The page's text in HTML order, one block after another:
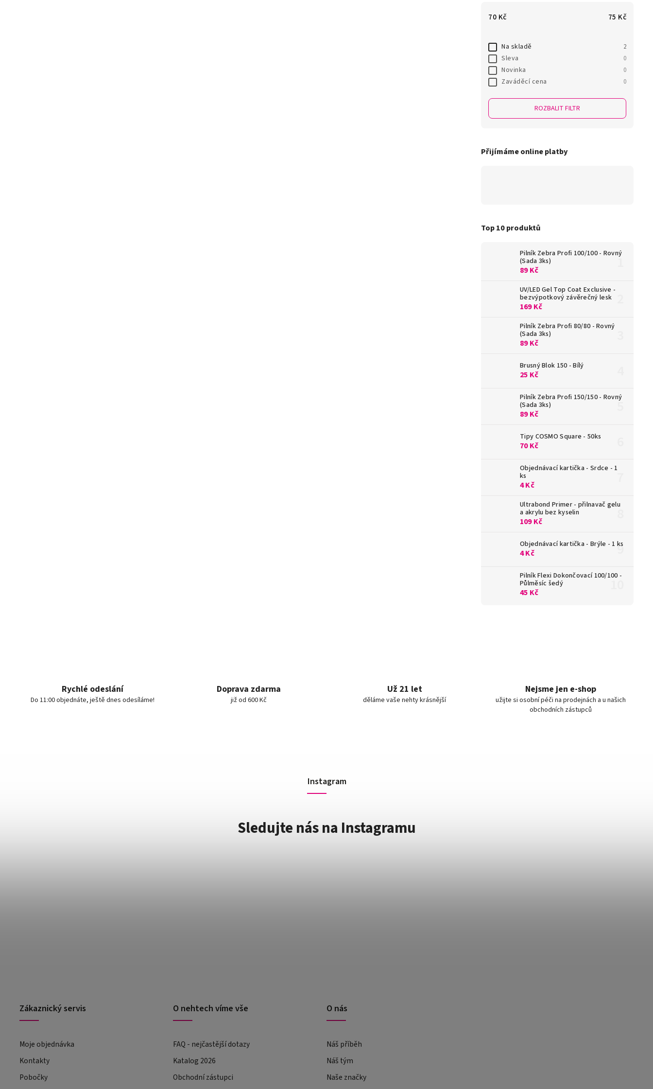
70 Kč 75 Kč
Na skladě 2
Sleva 0
Novinka 0
Zaváděcí cena 0
ROZBALIT FILTR
Přijímáme online platby
Top 10 produktů
Pilník Zebra Profi 100/100 - Rovný
(Sada 3ks)
89 Kč
UV/LED Gel Top Coat Exclusive -
bezvýpotkový závěrečný lesk
169 Kč
Pilník Zebra Profi 80/80 - Rovný
(Sada 3ks)
89 Kč
Brusný Blok 150 - Bílý
25 Kč
Pilník Zebra Profi 150/150 - Rovný
(Sada 3ks)
89 Kč
Tipy COSMO Square - 50ks
70 Kč
Objednávací kartička - Srdce - 1
ks
4 Kč
Ultrabond Primer - přilnavač gelu
a akrylu bez kyselin
109 Kč
Objednávací kartička - Brýle - 1 ks
4 Kč
Pilník Flexi Dokončovací 100/100 -
Půlměsíc šedý
45 Kč
Rychlé odeslání
Do 11:00 objednáte, ještě dnes odesíláme!
Doprava zdarma
již od 600 Kč
Už 21 let
děláme vaše nehty krásnější
Nejsme jen e-shop
užijte si osobní péči na prodejnách a u našich
obchodních zástupců
Instagram
Sledujte nás na Instagramu
Zákaznický servis
Moje objednávka
Kontakty
Pobočky
O nehtech víme vše
FAQ - nejčastější dotazy
Katalog 2026
Obchodní zástupci
O nás
Náš příběh
Náš tým
Naše značky